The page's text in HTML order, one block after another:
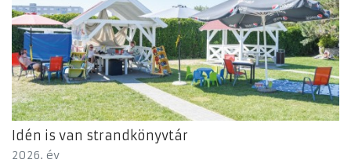
Idén is van strandkönyvtár
2026. év